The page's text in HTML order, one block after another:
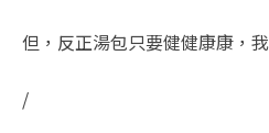
但，反正湯包只要健健康康，
/